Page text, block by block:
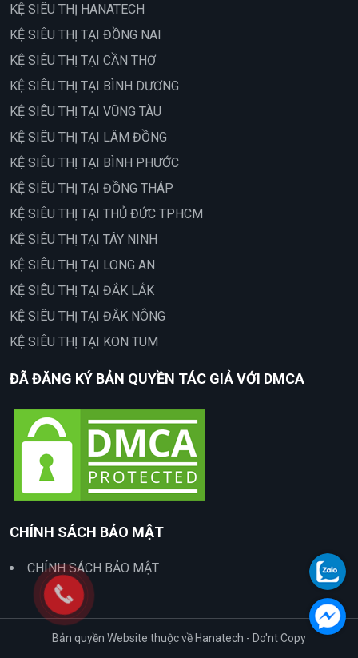
KỆ SIÊU THỊ HANATECH
KỆ SIÊU THỊ TẠI ĐỒNG NAI
KỆ SIÊU THỊ TẠI CẦN THƠ
KỆ SIÊU THỊ TẠI BÌNH DƯƠNG
KỆ SIÊU THỊ TẠI VŨNG TÀU
KỆ SIÊU THỊ TẠI LÂM ĐỒNG
KỆ SIÊU THỊ TẠI BÌNH PHƯỚC
KỆ SIÊU THỊ TẠI ĐỒNG THÁP
KỆ SIÊU THỊ TẠI THỦ ĐỨC TPHCM
KỆ SIÊU THỊ TẠI TÂY NINH
KỆ SIÊU THỊ TẠI LONG AN
KỆ SIÊU THỊ TẠI ĐẮK LẮK
KỆ SIÊU THỊ TẠI ĐẮK NÔNG
KỆ SIÊU THỊ TẠI KON TUM
ĐÃ ĐĂNG KÝ BẢN QUYỀN TÁC GIẢ VỚI DMCA
CHÍNH SÁCH BẢO MẬT
CHÍNH SÁCH BẢO MẬT
Bản quyền Website thuộc về Hanatech - Do'nt Copy